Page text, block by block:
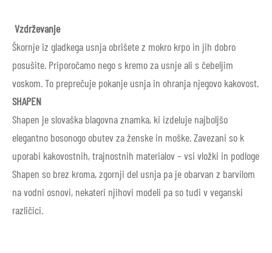
Vzdrževanje
Škornje iz gladkega usnja obrišete z mokro krpo in jih dobro
posušite. Priporočamo nego s kremo za usnje ali s čebeljim
voskom. To preprečuje pokanje usnja in ohranja njegovo kakovost.
SHAPEN
Shapen je slovaška blagovna znamka, ki izdeluje najboljšo
elegantno bosonogo obutev za ženske in moške. Zavezani so k
uporabi kakovostnih, trajnostnih materialov – vsi vložki in podloge
Shapen so brez kroma, zgornji del usnja pa je obarvan z barvilom
na vodni osnovi, nekateri njihovi modeli pa so tudi v veganski
različici.